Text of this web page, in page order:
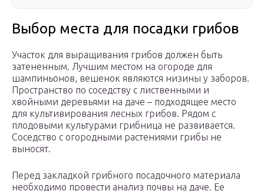
Выбор места для посадки грибов
Участок для выращивания грибов должен быть
затененным. Лучшим местом на огороде для
шампиньонов, вешенок являются низины у заборов.
Пространство по соседству с лиственными и
хвойными деревьями на даче – подходящее место
для культивирования лесных грибов. Рядом с
плодовыми культурами грибница не развивается.
Соседство с огородными растениями грибы не
выносят.
Перед закладкой грибного посадочного материала
необходимо провести анализ почвы на даче. Ее